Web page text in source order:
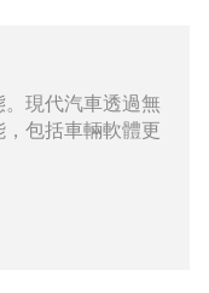
現代汽車透過無
包括車輛軟體更